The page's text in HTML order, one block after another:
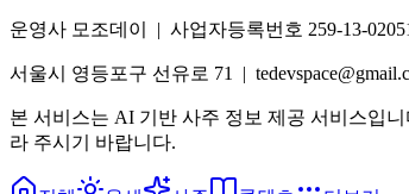
운영사 모조데이 | 사업자등록번호 259-13-
서울시 영등포구 선유로 71 |
본 서비스는 AI 기반 사주 정보 제공 서비스입
라 주시기 바랍니다.